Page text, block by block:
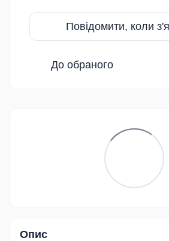
Повідомити, коли
До обраного
Опис